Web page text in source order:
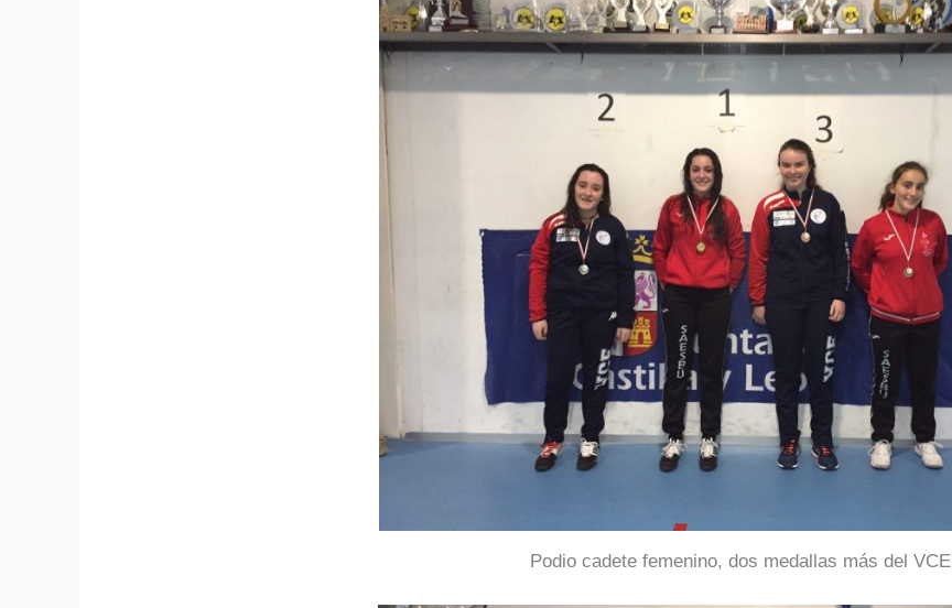
Podio cadete femenino, dos medallas más del VCE